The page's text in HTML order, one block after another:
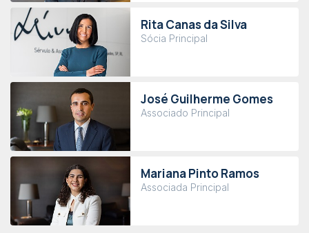
Rita Canas da Silva
Sócia Principal
José Guilherme Gomes
Associado Principal
Mariana Pinto Ramos
Associada Principal